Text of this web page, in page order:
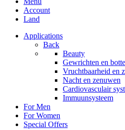
Account
Land
Applications
Back
Beauty
Gewrichten en
Vruchtbaarheid en
Nacht en zenuwen
Cardiovasculair
Immuunsysteem
For Men
For Women
Special Offers